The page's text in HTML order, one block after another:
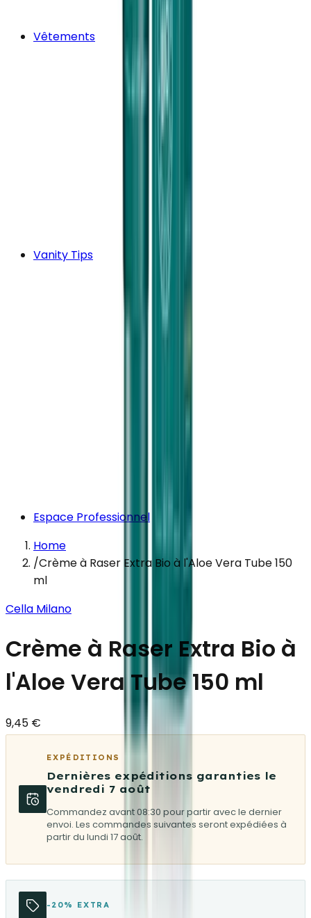
Vêtements
Vanity Tips
Espace Professionnel
Home
/Crème à Raser Extra Bio à l'Aloe Vera Tube 150
ml
Cella Milano
Crème à Raser Extra Bio à
l'Aloe Vera Tube 150 ml
9,45 €
EXPÉDITIONS
Dernières expéditions garanties le
vendredi 7 août
Commandez avant 08:30 pour partir avec le dernier
envoi. Les commandes suivantes seront expédiées à
partir du lundi 17 août.
-20% EXTRA